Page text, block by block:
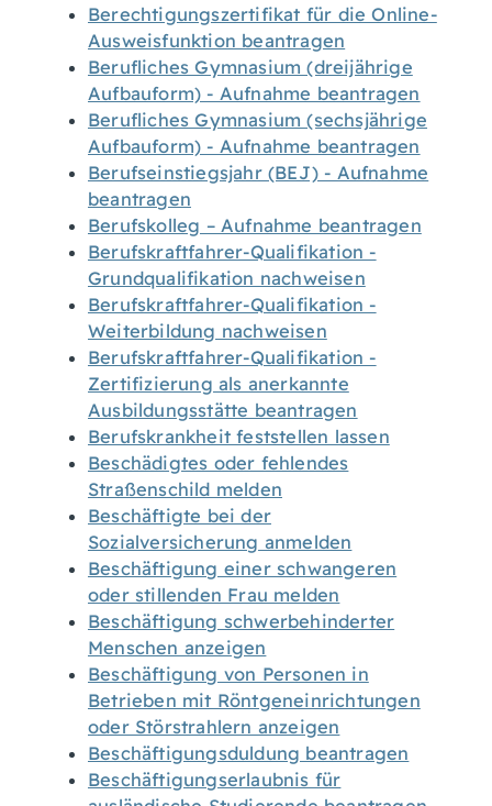
Berechtigungszertifikat für die Online-
Ausweisfunktion beantragen
Berufliches Gymnasium (dreijährige
Aufbauform) - Aufnahme beantragen
Berufliches Gymnasium (sechsjährige
Aufbauform) - Aufnahme beantragen
Berufseinstiegsjahr (BEJ) - Aufnahme
beantragen
Berufskolleg – Aufnahme beantragen
Berufskraftfahrer-Qualifikation -
Grundqualifikation nachweisen
Berufskraftfahrer-Qualifikation -
Weiterbildung nachweisen
Berufskraftfahrer-Qualifikation -
Zertifizierung als anerkannte
Ausbildungsstätte beantragen
Berufskrankheit feststellen lassen
Beschädigtes oder fehlendes
Straßenschild melden
Beschäftigte bei der
Sozialversicherung anmelden
Beschäftigung einer schwangeren
oder stillenden Frau melden
Beschäftigung schwerbehinderter
Menschen anzeigen
Beschäftigung von Personen in
Betrieben mit Röntgeneinrichtungen
oder Störstrahlern anzeigen
Beschäftigungsduldung beantragen
Beschäftigungserlaubnis für